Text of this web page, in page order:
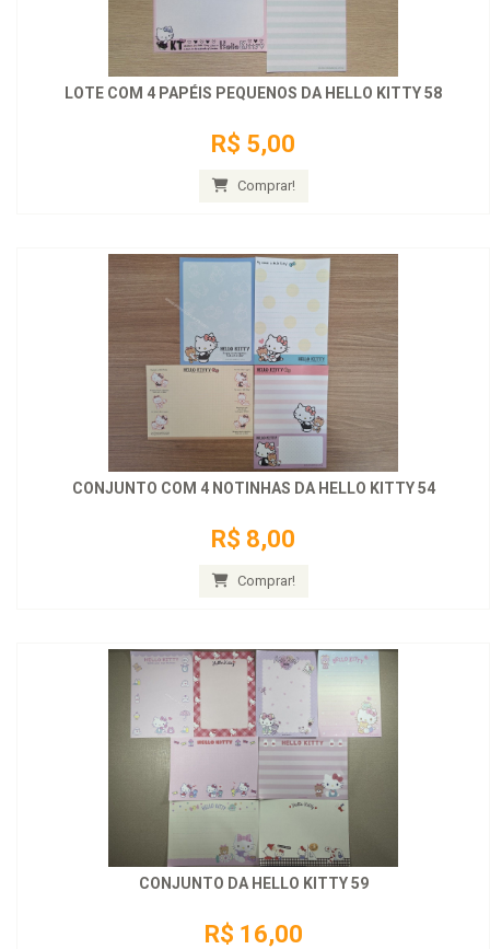
LOTE COM 4 PAPÉIS PEQUENOS DA HELLO KITTY 58
R$ 5,00
Comprar!
CONJUNTO COM 4 NOTINHAS DA HELLO KITTY 54
R$ 8,00
Comprar!
CONJUNTO DA HELLO KITTY 59
R$ 16,00